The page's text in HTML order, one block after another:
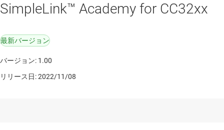
SimpleLink™ Academy for CC32xx
最新バージョン
バージョン: 1.00
リリース日: 2022/11/08